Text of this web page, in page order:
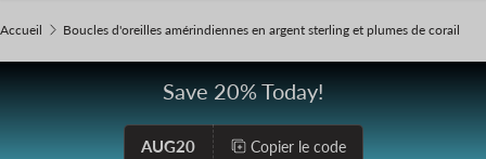
Accueil Boucles d'oreilles amérindiennes en argent sterling et plumes de corail
Save 20% Today!
AUG20 Copier le code